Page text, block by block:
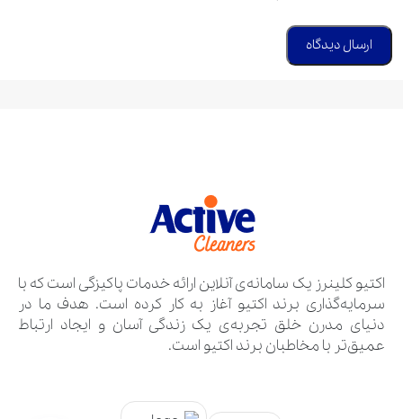
اکتیو کلینرز یک سامانه‌ی آنلاین ارائه خدمات پاکیزگی است که با
سرمایه‌گذاری برند اکتیو آغاز به کار کرده است. هدف ما در
دنیای مدرن خلق تجربه‌ی یک زندگی آسان و ایجاد ارتباط
عمیق‌تر با مخاطبان برند اکتیو است.